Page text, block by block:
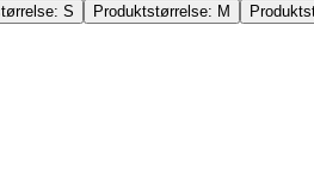
S Produktstørrelse: M